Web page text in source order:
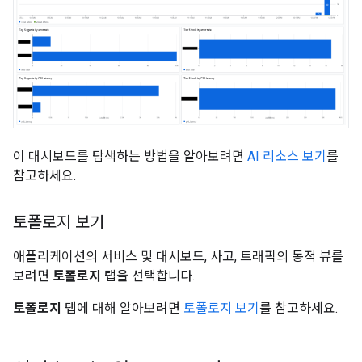
이 대시보드를 탐색하는 방법을 알아보려면 AI 리소스 보기 를
참고하세요.
토폴로지 보기
애플리케이션의 서비스 및 대시보드, 사고, 트래픽의 동적 뷰를
보려면 토폴로지 탭을 선택합니다.
토폴로지 탭에 대해 알아보려면 토폴로지 보기 를 참고하세요.